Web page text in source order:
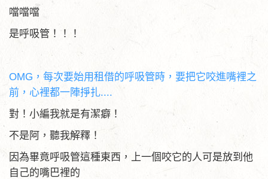
噹噹噹
是呼吸管！！！
OMG，每次要始用租借的呼吸管時，要把它咬進嘴裡之
前，心裡都一陣掙扎....
對！小編我就是有潔癖！
不是阿，聽我解釋！
因為畢竟呼吸管這種東西，上一個咬它的人可是放到他
自己的嘴巴裡的